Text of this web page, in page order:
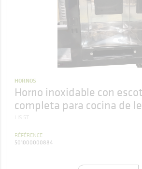
HORNOS
Horno inoxidable con
completa para cocina de
LIS 5T
RÉFÉRENCE
501000000884